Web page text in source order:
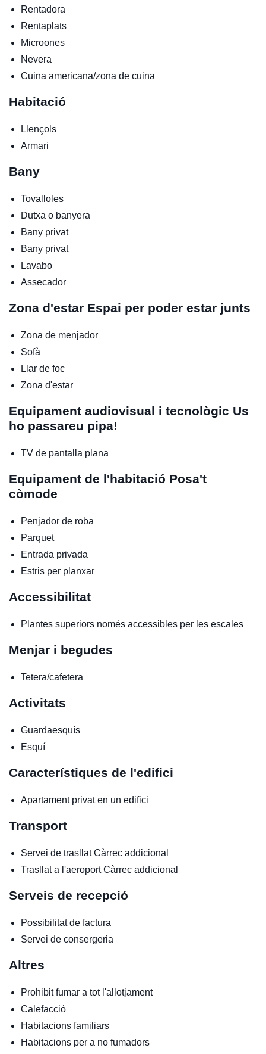
Rentadora
Rentaplats
Microones
Nevera
Cuina americana/zona de cuina
Habitació
Llençols
Armari
Bany
Tovalloles
Dutxa o banyera
Bany privat
Bany privat
Lavabo
Assecador
Zona d'estar Espai per poder estar junts
Zona de menjador
Sofà
Llar de foc
Zona d'estar
Equipament audiovisual i tecnològic Us
ho passareu pipa!
TV de pantalla plana
Equipament de l'habitació Posa't
còmode
Penjador de roba
Parquet
Entrada privada
Estris per planxar
Accessibilitat
Plantes superiors només accessibles per les escales
Menjar i begudes
Tetera/cafetera
Activitats
Guardaesquís
Esquí
Característiques de l'edifici
Apartament privat en un edifici
Transport
Servei de trasllatCàrrec addicional
Trasllat a l'aeroportCàrrec addicional
Serveis de recepció
Possibilitat de factura
Servei de consergeria
Altres
Prohibit fumar a tot l'allotjament
Calefacció
Habitacions familiars
Habitacions per a no fumadors